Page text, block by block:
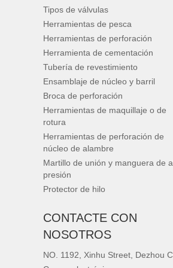
Tipos de válvulas
Herramientas de pesca
Herramientas de perforación
Herramienta de cementación
Tubería de revestimiento
Ensamblaje de núcleo y barril
Broca de perforación
Herramientas de maquillaje o de
rotura
Herramientas de perforación de
núcleo de alambre
Martillo de unión y manguera de
presión
Protector de hilo
CONTACTE CON
NOSOTROS
NO. 1192, Xinhu Street, Dezhou